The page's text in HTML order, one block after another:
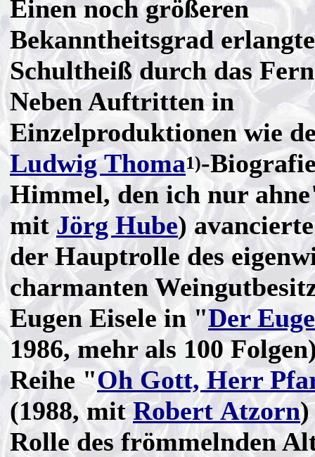
Einen noch größeren
Bekanntheitsgrad erlangte
Schultheiß durch das
Neben Auftritten in
Einzelproduktionen wie
Ludwig Thoma1)-
Himmel, den ich nur
mitJörg Hube)
der Hauptrolle des
charmanten
Eugen Eisele in "Der
1986, mehr als 100
Reihe "Oh Gott, Herr
(1988, mitRobert Atzorn)
Rolle des frömmelnden